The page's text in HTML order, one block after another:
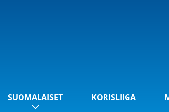
SUOMALAISET KORISLIIGA